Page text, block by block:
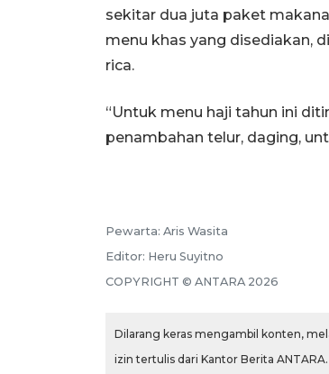
sekitar dua juta paket
menu khas yang disediakan,
rica.
“Untuk menu haji tahun ini
penambahan telur, daging,
Pewarta: Aris Wasita
Editor: Heru Suyitno
COPYRIGHT © ANTARA 2026
Dilarang keras mengambil konten,
izin tertulis dari Kantor Berita ANTARA.